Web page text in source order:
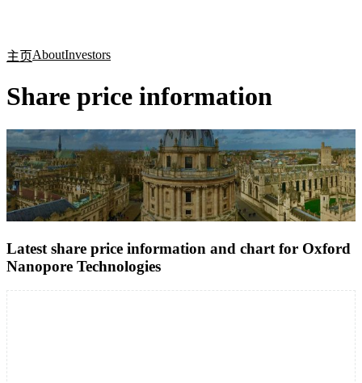
主页AboutInvestors
Share price information
Latest share price information and chart for Oxford
Nanopore Technologies